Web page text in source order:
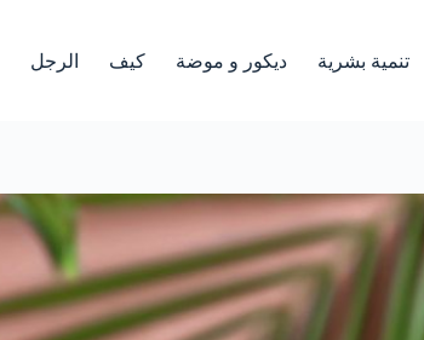
تنمية بشرية ديكور و موضة كيف الرجل